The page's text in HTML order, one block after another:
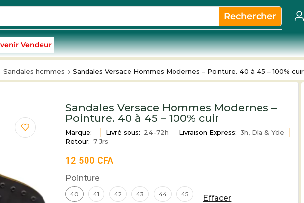
Rechercher
Vendeur
Sandales hommes Sandales Versace Hommes Modernes – Pointure. 40 à 45 – 100% cuir
Sandales Versace Hommes Modernes –
Pointure. 40 à 45 – 100% cuir
Marque: Livré sous: 24-72h Livraison Express: 3h, Dla & Yde
Retour: 7 Jrs
12 500 CFA
Pointure
40 41 42 43 44 45 Effacer